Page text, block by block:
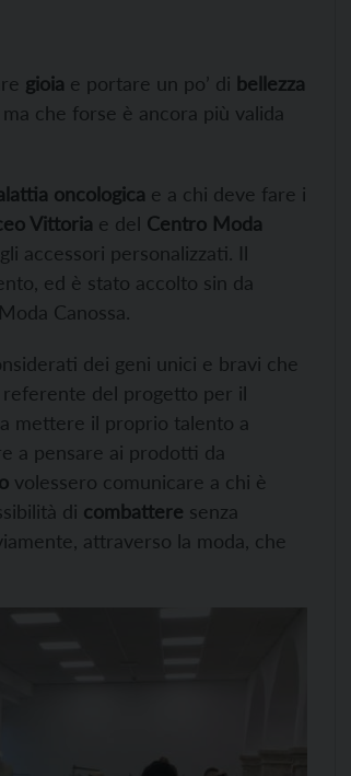
gioia e portare un po’ di bellezza
che forse è ancora più valida
oncologica e a chi deve fare i
Vittoria e del Centro Moda
accessori personalizzati. Il
ed è stato accolto sin da
Canossa.
dei geni unici e bravi che
referente del progetto per il
mettere il proprio talento a
a pensare ai prodotti da
volessero comunicare a chi è
di combattere senza
attraverso la moda, che